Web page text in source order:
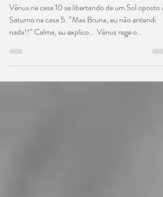
aline xavier
Vênus na casa 10 se libertando de um Sol oposto à
Saturno na casa 5. “Mas Bruna, eu não entendi